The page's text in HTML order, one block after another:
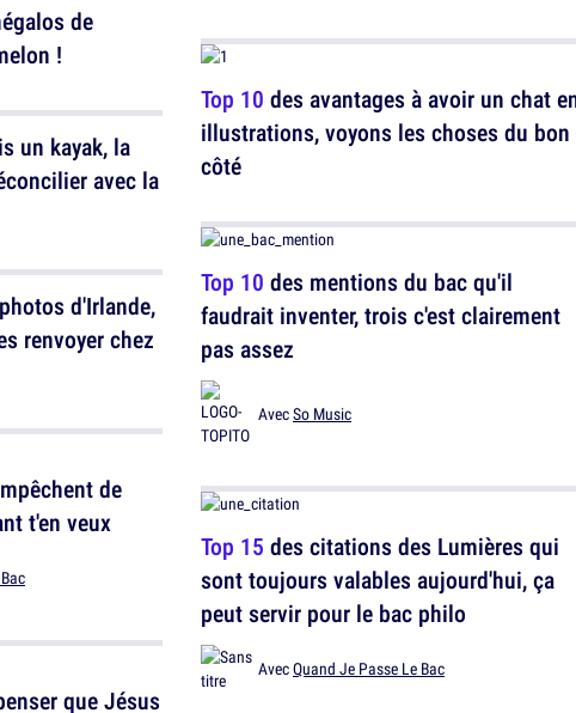
de
!
un kayak, la
avec la
d'Irlande,
renvoyer chez
de
t'en veux
que Jésus
Top 10 des avantages à avoir un chat
illustrations, voyons les choses du bon
côté
Top 10 des mentions du bac qu'il
faudrait inventer, trois c'est clairement
pas assez
AvecSo Music
Top 15 des citations des Lumières qui
sont toujours valables aujourd'hui, ça
peut servir pour le bac philo
AvecQuand Je Passe Le Bac